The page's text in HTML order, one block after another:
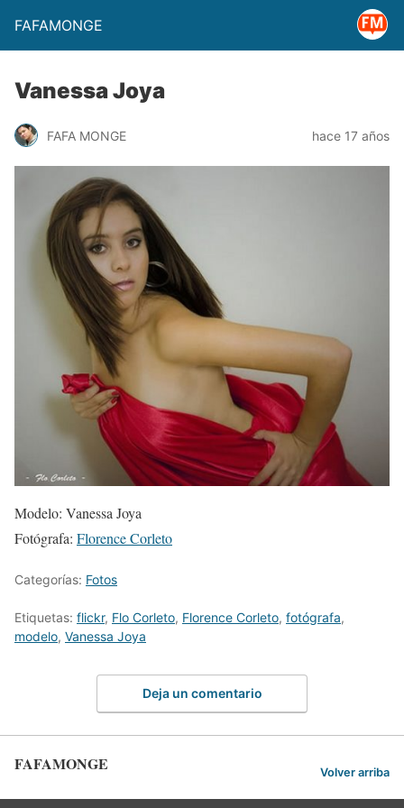
FAFAMONGE
Vanessa Joya
FAFA MONGE hace 17 años
Modelo: Vanessa Joya
Fotógrafa: Florence Corleto
Categorías: Fotos
Etiquetas: flickr, Flo Corleto, Florence Corleto, fotógrafa,
modelo, Vanessa Joya
Deja un comentario
FAFAMONGE Volver arriba